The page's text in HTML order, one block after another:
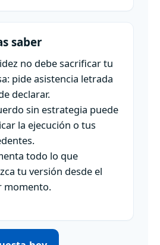
saber
no debe sacrificar tu
pide asistencia letrada
declarar.
sin estrategia puede
la ejecución o tus
todo lo que
tu versión desde el
momento.